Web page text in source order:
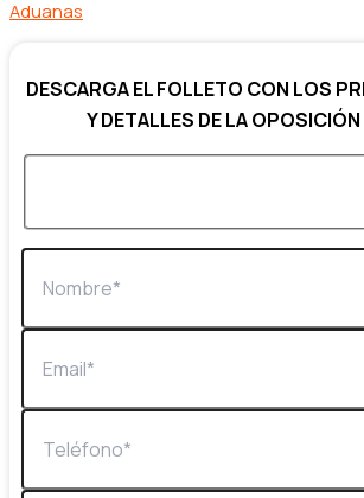
Aduanas
DESCARGA EL FOLLETO CON LOS
Y DETALLES DE LA OPOSICIÓN